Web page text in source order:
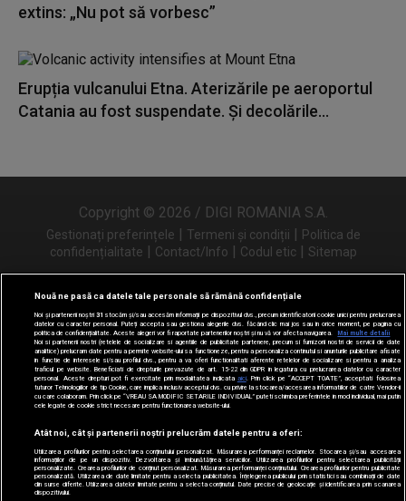
extins: „Nu pot să vorbesc”
Erupția vulcanului Etna. Aterizările pe aeroportul
Catania au fost suspendate. Și decolările...
Copyright © 2026 / DIGI ROMANIA S.A.
Gestionați preferințele | Termeni și condiții | Politica de
confidențialitate | Contact/Info | Codul etic | Sitemap
Urmărește-ne și pe
Nouă ne pasă ca datele tale personale să rămână confidențiale
Noi și partenerii noștri31 stocăm și/sau accesăm informații pe dispozitivul dvs., precum identificatorii cookie unici pentru prelucrarea
datelor cu caracter personal. Puteți accepta sau gestiona alegerile dvs. făcând clic mai jos sau în orice moment, pe pagina cu
politica de confidențialitate. Aceste alegeri vor fi raportate partenerilor noștri și nu vă vor afecta navigarea.
Mai multe detalii
Noi si partenerii nostri (retelele de socializare si agentiile de publicitate partenere, precum si furnizorii nostri de servicii de date
analitice) prelucram date pentru a permite website-ului sa functioneze, pentru a personaliza continutul si anunturile publicitare afisate
in functie de interesele si/sau profilul dvs., pentru a va oferi functionalitati aferente retelelor de socializare si pentru a analiza
traficul pe website. Beneficiati de drepturile prevazute de art. 15-22 din GDPR in legatura cu prelucrarea datelor cu caracter
personal. Aceste drepturi pot fi exercitate prin modalitatea indicata aici. Prin click pe “ACCEPT TOATE”, acceptati folosirea
tuturor Tehnologiilor de tip Cookie, care implica inclusiv acceptul dvs. cu privire la stocarea/accesarea informatiilor de catre Vendor-ii
cu care colaboram. Prin click pe “VREAU SA MODIFIC SETARILE INDIVIDUAL” puteti schimba preferintele in mod individual, mai putin
cele legate de cookie strict necesare pentru functionarea website-ului.
Atât noi, cât și partenerii noștri prelucrăm datele pentru a oferi:
Utilizarea profilurilor pentru selectarea conținutului personalizat. Măsurarea performanței reclamelor. Stocarea și/sau accesarea
informațiilor de pe un dispozitiv. Dezvoltarea și îmbunătățirea serviciilor. Utilizarea profilurilor pentru selectarea publicității
personalizate. Crearea profilurilor de conținut personalizat. Măsurarea performanței conținutului. Crearea profilurilor pentru publicitate
personalizată. Utilizarea de date limitate pentru a selecta publicitatea. Înțelegerea publicului prin statistici sau combinații de date
din surse diferite. Utilizarea datelor limitate pentru a selecta conținutul. Date precise de geolocație și identificarea prin scanarea
dispozitivului.